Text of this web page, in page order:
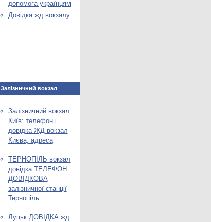
допомога українцям
Довідка жд вокзалу
Залізничний вокзал
Залізничний вокзал
Київ: телефон і
довідка ЖД вокзал
Києва, адреса
ТЕРНОПІЛЬ вокзал
довідка ТЕЛЕФОН:
ДОВІДКОВА
залізничної станції
Тернопіль
Луцьк ДОВІДКА жд